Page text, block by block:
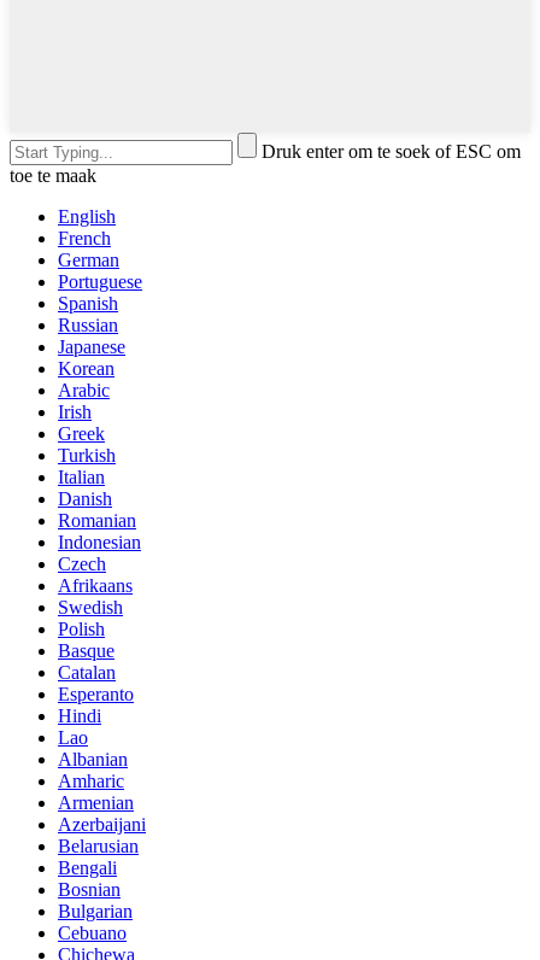
Druk enter om te soek of ESC om
toe te maak
English
French
German
Portuguese
Spanish
Russian
Japanese
Korean
Arabic
Irish
Greek
Turkish
Italian
Danish
Romanian
Indonesian
Czech
Afrikaans
Swedish
Polish
Basque
Catalan
Esperanto
Hindi
Lao
Albanian
Amharic
Armenian
Azerbaijani
Belarusian
Bengali
Bosnian
Bulgarian
Cebuano
Chichewa